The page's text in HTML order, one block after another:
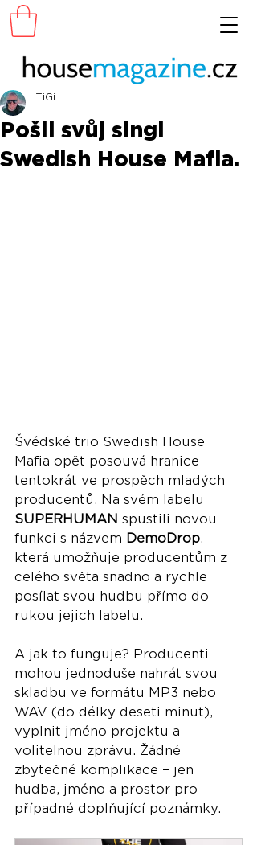
Pošli svůj singl
Swedish House Mafia.
TiGi
Švédské trio Swedish House
Mafia opět posouvá hranice –
tentokrát ve prospěch mladých
producentů. Na svém labelu
SUPERHUMAN spustili novou
funkci s názvem DemoDrop,
která umožňuje producentům z
celého světa snadno a rychle
posílat svou hudbu přímo do
rukou jejich labelu.
A jak to funguje? Producenti
mohou jednoduše nahrát svou
skladbu ve formátu MP3 nebo
WAV (do délky deseti minut),
vyplnit jméno projektu a
volitelnou zprávu. Žádné
zbytečné komplikace – jen
hudba, jméno a prostor pro
případné doplňující poznámky.